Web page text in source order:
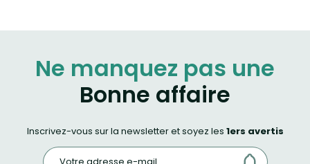
Ne manquez pas une
Bonne affaire
Inscrivez-vous sur la newsletter et soyez les 1ers avertis